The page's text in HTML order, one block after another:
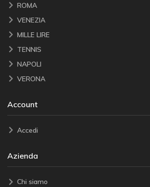
ROMA
VENEZIA
MILLE LIRE
TENNIS
NAPOLI
VERONA
Account
Accedi
Azienda
Chi siamo